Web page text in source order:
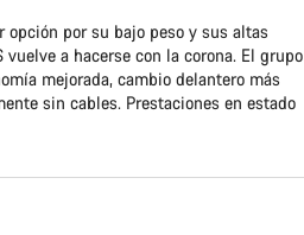
opción por su bajo peso y sus altas
vuelve a hacerse con la corona. El grupo
mejorada, cambio delantero más
sin cables. Prestaciones en estado